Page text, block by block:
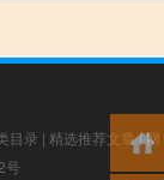
目录 | 精选推荐文章|网
号